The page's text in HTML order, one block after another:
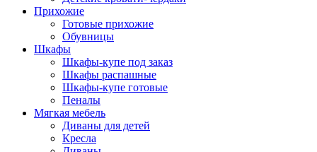
Прихожие
Готовые прихожие
Обувницы
Шкафы
Шкафы-купе под заказ
Шкафы распашные
Шкафы-купе готовые
Пеналы
Мягкая мебель
Диваны для детей
Кресла